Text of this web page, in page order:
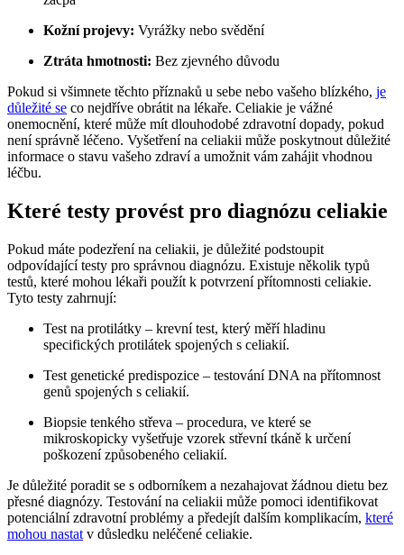
Kožní projevy: Vyrážky nebo svědění
Ztráta hmotnosti: ​Bez zjevného důvodu
Pokud si všimnete těchto příznaků u sebe ⁣nebo vašeho blízkého, je
důležité se co nejdříve obrátit na lékaře. ‌Celiakie‍ je vážné
⁤onemocnění, které může ‍mít dlouhodobé zdravotní ‍dopady, pokud
není správně léčeno. Vyšetření na celiakii může poskytnout důležité
informace ⁢o stavu vašeho zdraví a umožnit vám zahájit vhodnou
léčbu.
Které testy provést pro⁣ diagnózu celiakie
Pokud máte podezření na celiakii, je důležité podstoupit
odpovídající⁢ testy​ pro správnou diagnózu.⁢ Existuje několik ⁤typů
testů, které mohou lékaři⁣ použít ‌k potvrzení přítomnosti celiakie.
Tyto testy zahrnují:
Test na protilátky – krevní test, který měří hladinu
specifických protilátek spojených s celiakií.
Test genetické ​predispozice – testování DNA na přítomnost⁢
genů spojených s celiakií.
Biopsie tenkého ⁢střeva – procedura, ve které se
mikroskopicky vyšetřuje vzorek střevní tkáně k⁣ určení
poškození způsobeného‍ celiakií.
Je důležité poradit se s ⁣odborníkem a nezahajovat žádnou​ dietu bez
přesné diagnózy. Testování ​na celiakii může pomoci identifikovat
potenciální zdravotní problémy a předejít dalším komplikacím, které
mohou nastat v důsledku neléčené celiakie.